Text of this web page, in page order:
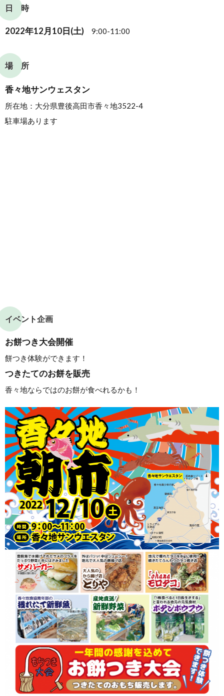
日 時
2022年12月10日(土) 9:00-11:00
場 所
香々地サンウェスタン
所在地：大分県豊後高田市香々地3522-4
駐車場あります
イベント企画
お餅つき大会開催
餅つき体験ができます！
つきたてのお餅を販売
香々地ならではのお餅が食べれるかも！